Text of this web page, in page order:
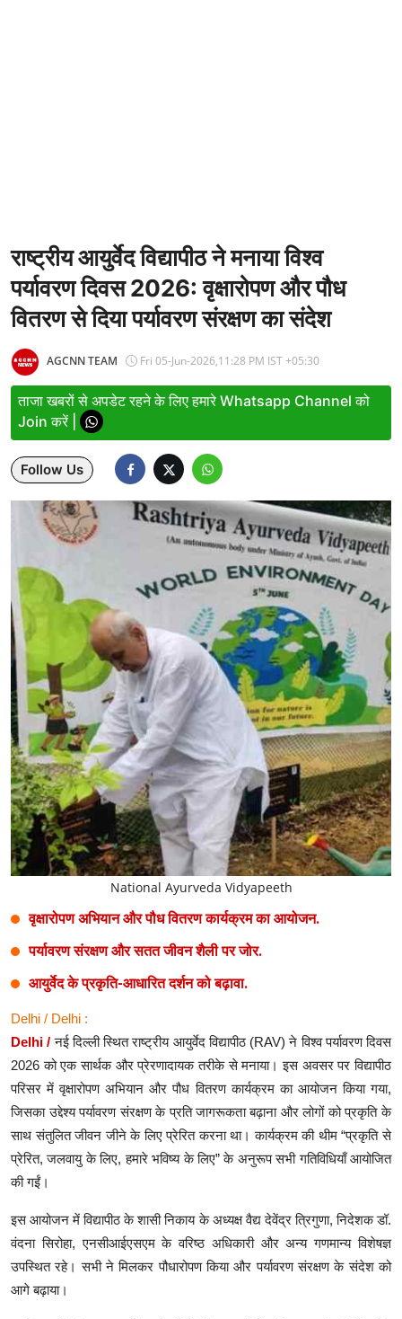
Business
Relationship
Education
Defence & Security
Environment
Lifestyle
Health
Development
Literature
Tour & Travel
History Speaks
About Us
Contact Us
राष्ट्रीय आयुर्वेद विद्यापीठ ने मनाया विश्व
पर्यावरण दिवस 2026: वृक्षारोपण और पौध
वितरण से दिया पर्यावरण संरक्षण का संदेश
AGCNN TEAM Fri 05-Jun-2026,11:28 PM IST +05:30
ताजा खबरों से अपडेट रहने के लिए हमारे Whatsapp Channel को
Join करें |
Follow Us
National Ayurveda Vidyapeeth
वृक्षारोपण अभियान और पौध वितरण कार्यक्रम का आयोजन.
पर्यावरण संरक्षण और सतत जीवन शैली पर जोर.
आयुर्वेद के प्रकृति-आधारित दर्शन को बढ़ावा.
Delhi / Delhi :
Delhi /नई दिल्ली स्थित राष्ट्रीय आयुर्वेद विद्यापीठ (RAV) ने विश्व पर्यावरण दिवस
2026 को एक सार्थक और प्रेरणादायक तरीके से मनाया। इस अवसर पर विद्यापीठ
परिसर में वृक्षारोपण अभियान और पौध वितरण कार्यक्रम का आयोजन किया गया,
जिसका उद्देश्य पर्यावरण संरक्षण के प्रति जागरूकता बढ़ाना और लोगों को प्रकृति के
साथ संतुलित जीवन जीने के लिए प्रेरित करना था। कार्यक्रम की थीम “प्रकृति से
प्रेरित, जलवायु के लिए, हमारे भविष्य के लिए” के अनुरूप सभी गतिविधियाँ आयोजित
की गईं।
इस आयोजन में विद्यापीठ के शासी निकाय के अध्यक्ष वैद्य देवेंद्र त्रिगुणा, निदेशक डॉ.
वंदना सिरोहा, एनसीआईएसएम के वरिष्ठ अधिकारी और अन्य गणमान्य विशेषज्ञ
उपस्थित रहे। सभी ने मिलकर पौधारोपण किया और पर्यावरण संरक्षण के संदेश को
आगे बढ़ाया।